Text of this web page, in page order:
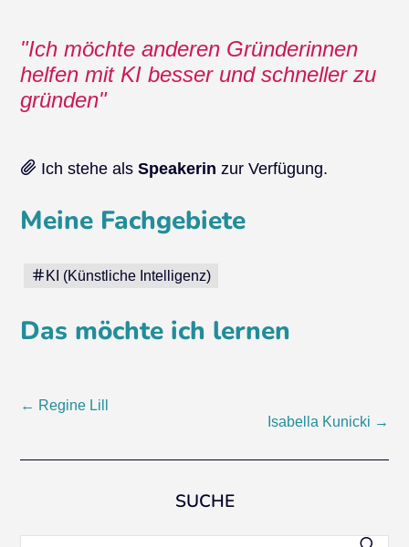
Ich möchte anderen Gründerinnen
helfen mit KI besser und schneller zu
gründen
Ich stehe alsSpeakerin zur Verfügung.
Meine Fachgebiete
KI (Künstliche Intelligenz)
Das möchte ich lernen
Post
← Regine Lill
Isabella Kunicki →
SUCHE